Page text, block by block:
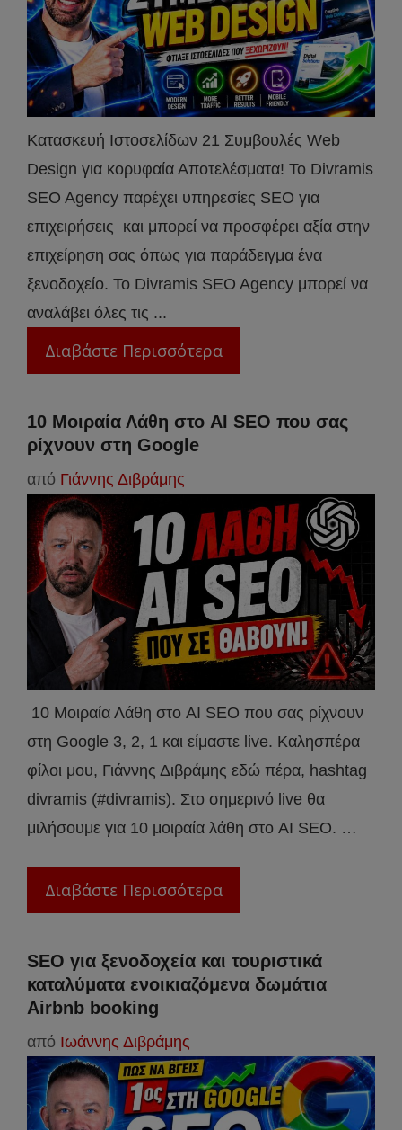
Κατασκευή Ιστοσελίδων 21 Συμβουλές Web
Design για κορυφαία Αποτελέσματα! Το Divramis
SEO Agency παρέχει υπηρεσίες SEO για
επιχειρήσεις και μπορεί να προσφέρει αξία στην
επιχείρηση σας όπως για παράδειγμα ένα
ξενοδοχείο. Το Divramis SEO Agency μπορεί να
αναλάβει όλες τις ...
Διαβάστε Περισσότερα
10 Μοιραία Λάθη στο AI SEO που σας
ρίχνουν στη Google
από Γιάννης Διβράμης
10 Μοιραία Λάθη στο AI SEO που σας ρίχνουν
στη Google 3, 2, 1 και είμαστε live. Καλησπέρα
φίλοι μου, Γιάννης Διβράμης εδώ πέρα, hashtag
divramis (#divramis). Στο σημερινό live θα
μιλήσουμε για 10 μοιραία λάθη στο AI SEO. …
Διαβάστε Περισσότερα
SEO για ξενοδοχεία και τουριστικά
καταλύματα ενοικιαζόμενα δωμάτια
Airbnb booking
από Ιωάννης Διβράμης